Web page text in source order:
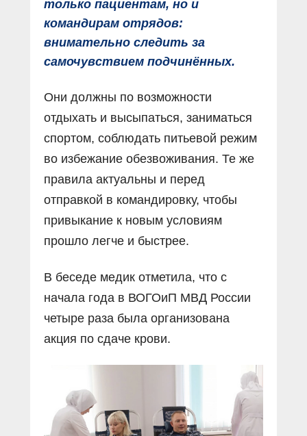
только пациентам, но и
командирам отрядов:
внимательно следить за
самочувствием подчинённых.
Они должны по возможности
отдыхать и высыпаться, заниматься
спортом, соблюдать питьевой режим
во избежание обезвоживания. Те же
правила актуальны и перед
отправкой в командировку, чтобы
привыкание к новым условиям
прошло легче и быстрее.
В беседе медик отметила, что с
начала года в ВОГОиП МВД России
четыре раза была организована
акция по сдаче крови.